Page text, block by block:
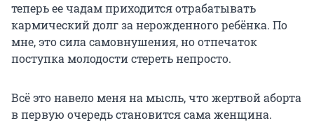
теперь ее чадам приходится отрабатывать
кармический долг за нерожденного ребёнка. По
мне, это сила самовнушения, но отпечаток
поступка молодости стереть непросто.
Всё это навело меня на мысль, что жертвой аборта
в первую очередь становится сама женщина.